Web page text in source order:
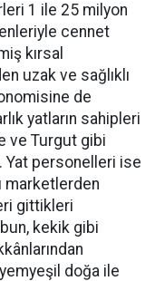
1 ile 25 milyon
cennet
kırsal
uzak ve sağlıklı
de
yatların sahipleri
ve Turgut gibi
Yat personelleri ise
marketlerden
gittikleri
kekik gibi
doğa ile